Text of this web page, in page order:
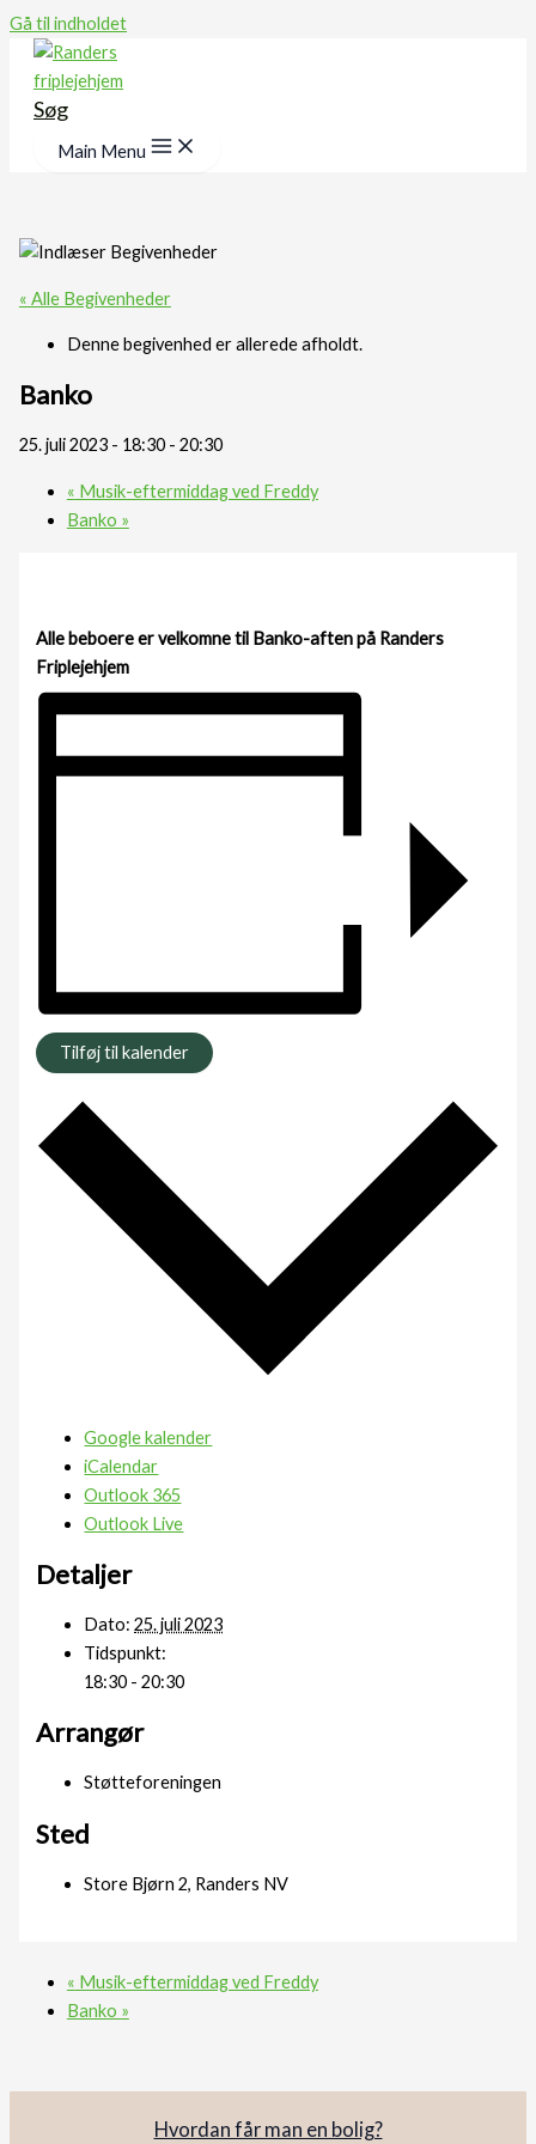
Gå til indholdet
Søg
Main Menu
« Alle Begivenheder
Denne begivenhed er allerede afholdt.
Banko
25. juli 2023 - 18:30- 20:30
« Musik-eftermiddag ved Freddy
Banko »
Alle beboere er velkomne til Banko-aften på Randers
Friplejehjem
Tilføj til kalender
Google kalender
iCalendar
Outlook 365
Outlook Live
Detaljer
Dato: 25. juli 2023
Tidspunkt:
18:30 - 20:30
Arrangør
Støtteforeningen
Sted
Store Bjørn 2, Randers NV
« Musik-eftermiddag ved Freddy
Banko »
Hvordan får man en bolig?